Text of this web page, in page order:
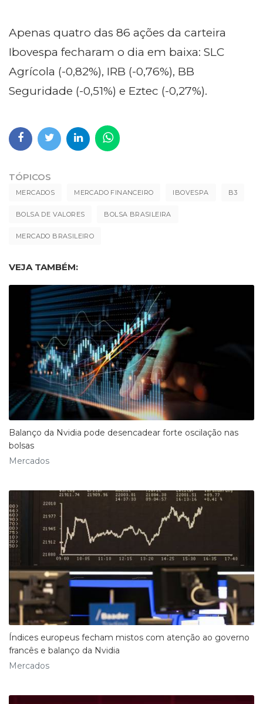
Apenas quatro das 86 ações da carteira
Ibovespa fecharam o dia em baixa: SLC
Agrícola (-0,82%), IRB (-0,76%), BB
Seguridade (-0,51%) e Eztec (-0,27%).
TÓPICOS
MERCADOS MERCADO FINANCEIRO IBOVESPA B3
BOLSA DE VALORES BOLSA BRASILEIRA
MERCADO BRASILEIRO
VEJA TAMBÉM:
Balanço da Nvidia pode desencadear forte oscilação nas
bolsas
Mercados
Índices europeus fecham mistos com atenção ao governo
francês e balanço da Nvidia
Mercados